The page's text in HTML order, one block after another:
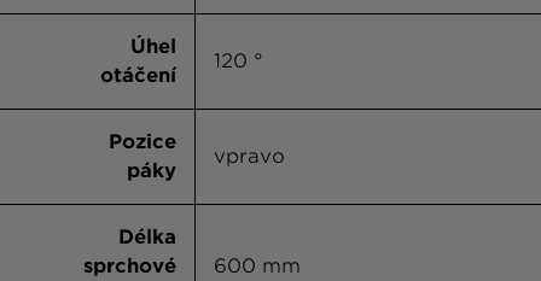
AsphaltÚhel
otáčení
120 °
Pozice
páky
vpravo
Délka
sprchové
600 mm